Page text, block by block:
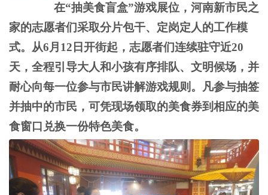
在“抽美食盲盒”游戏展位，河南新市民之
家的志愿者们采取分片包干、定岗定人的工作模
式。从6月12日开街起，志愿者们连续驻守近20
天，全程引导大人和小孩有序排队、文明候场，并
耐心向每一位参与市民讲解游戏规则。凡参与抽签
并抽中的市民，可凭现场领取的美食券到相应的美
食窗口兑换一份特色美食。